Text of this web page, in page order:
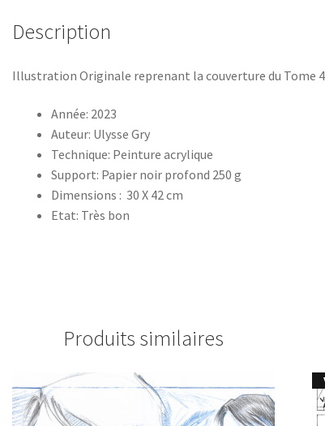
Description
Illustration Originale reprenant la couverture du Tome 4
Année: 2023
Auteur: Ulysse Gry
Technique: Peinture acrylique
Support: Papier noir profond 250 g
Dimensions : 30 X 42 cm
Etat: Très bon
Produits similaires